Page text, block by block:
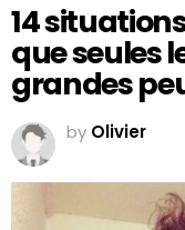
14
que seules
grandes
by Olivier